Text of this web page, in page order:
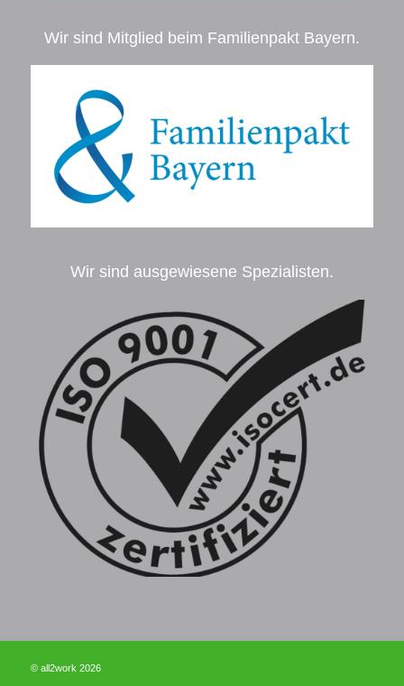
Wir sind Mitglied beim Familienpakt Bayern.
Wir sind ausgewiesene Spezialisten.
© all2work 2026